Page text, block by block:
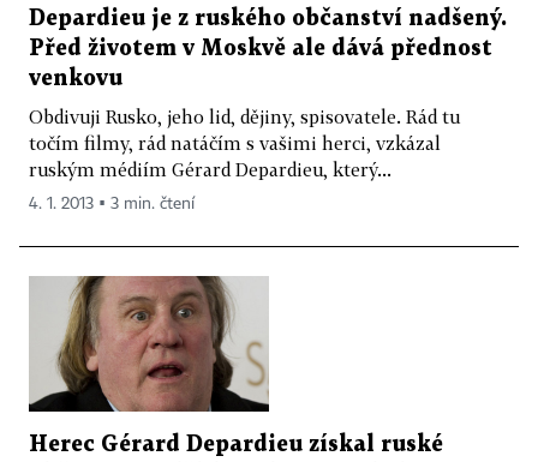
Depardieu je z ruského občanství nadšený.
Před životem v Moskvě ale dává přednost
venkovu
Obdivuji Rusko, jeho lid, dějiny, spisovatele. Rád tu
točím filmy, rád natáčím s vašimi herci, vzkázal
ruským médiím Gérard Depardieu, který...
4. 1. 2013 ▪ 3 min. čtení
Herec Gérard Depardieu získal ruské